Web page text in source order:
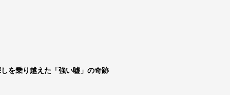
を乗り越えた「強い嘘」の奇跡